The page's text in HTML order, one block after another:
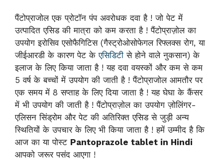
पैंटोप्राजोल एक प्रोटॉन पंप अवरोधक दवा है ! जो पेट में
उत्पादित एसिड की मात्रा को कम करता है ! पैंटोप्राज़ोल का
उपयोग इरोसिव एसोफैगिटिस (गैस्ट्रोओसोफेगल रिफ्लक्स रोग, या
जीईआरडी के कारण पेट केएसिडिटी से होने वाले नुकसान) के
इलाज के लिए किया जाता है ! यह दवा वयस्कों और कम से कम
5 वर्ष के बच्चों में उपयोग की जाती है ! पैंटोप्राजोल आमतौर पर
एक समय में 8 सप्ताह के लिए दिया जाता है ! यह घेघा के कैंसर
में भी उपयोग की जाती है ! पैंटोप्राज़ोल का उपयोग ज़ोलिंगर-
एलिसन सिंड्रोम और पेट की अतिरिक्त एसिड से जुड़ी अन्य
स्थितियों के उपचार के लिए भी किया जाता है ! हमें उम्मीद है कि
आज का या पोस्ट Pantoprazole tablet in Hindi
आपको जरूर पसंद आएगा !